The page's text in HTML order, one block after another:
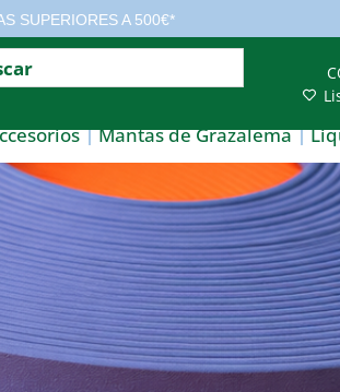
SUPERIORES A 500€*
Mantas de Grazalema